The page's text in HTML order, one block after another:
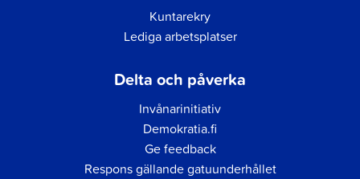
Kuntarekry
Lediga arbetsplatser
Delta och påverka
Invånarinitiativ
Demokratia.fi
Ge feedback
Respons gällande gatuunderhållet